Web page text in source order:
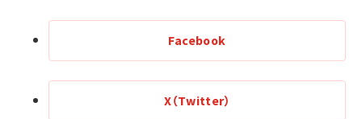
ビィ・フォアード (781)
リー
Facebook
X（Twitter）